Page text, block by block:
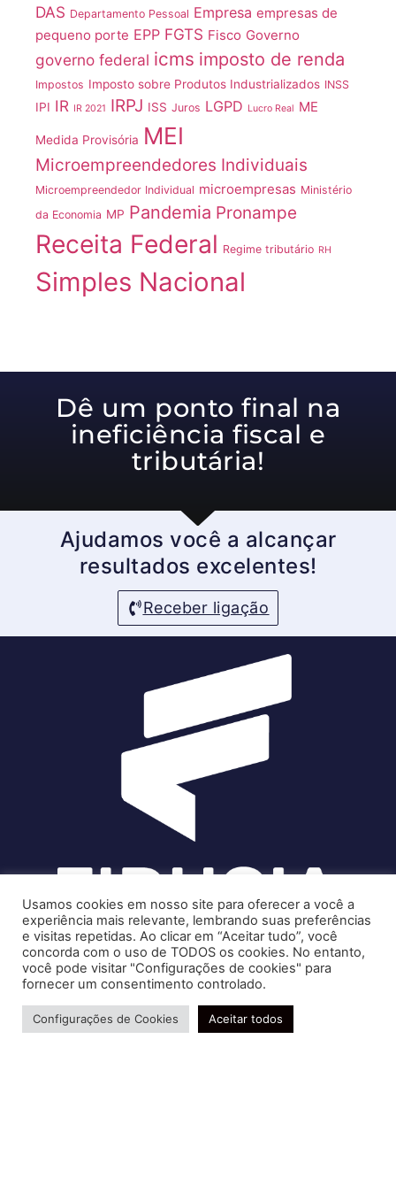
DAS Departamento Pessoal Empresa empresas de
pequeno porte EPP FGTS Fisco Governo
governo federal icms imposto de renda
Impostos Imposto sobre Produtos Industrializados INSS
IPI IR IR 2021 IRPJ ISS Juros LGPD Lucro Real ME
Medida Provisória MEI
Microempreendedores Individuais
Microempreendedor Individual microempresas Ministério
da Economia MP Pandemia Pronampe
Receita Federal Regime tributário RH
Simples Nacional
Dê um ponto final na
ineficiência fiscal e
tributária!
Ajudamos você a alcançar
resultados excelentes!
Receber ligação
Soluções contábeis-fiscais-tributárias especializadas | CRC RJ
004856/O-7
Serviços
Usamos cookies em nosso site para oferecer a você a
experiência mais relevante, lembrando suas preferências
e visitas repetidas. Ao clicar em “Aceitar tudo”, você
concorda com o uso de TODOS os cookies. No entanto,
você pode visitar "Configurações de cookies" para
fornecer um consentimento controlado.
Configurações de Cookies Aceitar todos
Precisa de ajuda?